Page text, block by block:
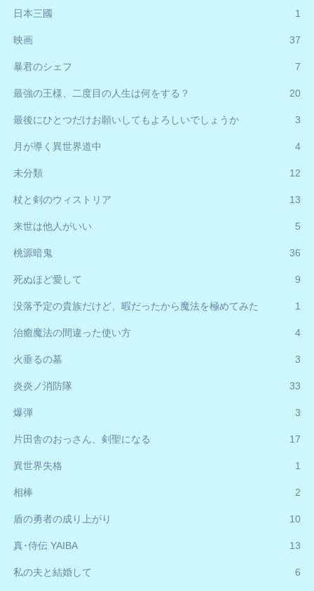
日本三國 1
映画 37
暴君のシェフ 7
最強の王様、二度目の人生は何をする？ 20
最後にひとつだけお願いしてもよろしいでしょうか 3
月が導く異世界道中 4
未分類 12
杖と剣のウィストリア 13
来世は他人がいい 5
桃源暗鬼 36
死ぬほど愛して 9
没落予定の貴族だけど、暇だったから魔法を極めてみた 1
治癒魔法の間違った使い方 4
火垂るの墓 3
炎炎ノ消防隊 33
爆弾 3
片田舎のおっさん、剣聖になる 17
異世界失格 1
相棒 2
盾の勇者の成り上がり 10
真･侍伝 YAIBA 13
私の夫と結婚して 6